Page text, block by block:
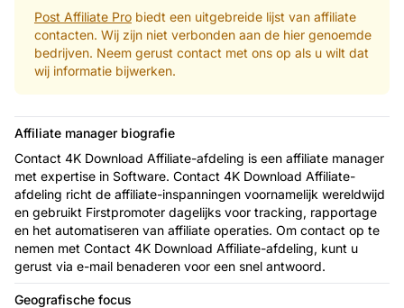
Post Affiliate Probiedt een uitgebreide lijst van affiliate
contacten. Wij zijn niet verbonden aan de hier genoemde
bedrijven. Neem gerust contact met ons op als u wilt dat
wij informatie bijwerken.
Affiliate manager biografie
Contact 4K Download Affiliate-afdeling is een affiliate manager
met expertise in Software. Contact 4K Download Affiliate-
afdeling richt de affiliate-inspanningen voornamelijk wereldwijd
en gebruikt Firstpromoter dagelijks voor tracking, rapportage
en het automatiseren van affiliate operaties. Om contact op te
nemen met Contact 4K Download Affiliate-afdeling, kunt u
gerust via e-mail benaderen voor een snel antwoord.
Geografische focus